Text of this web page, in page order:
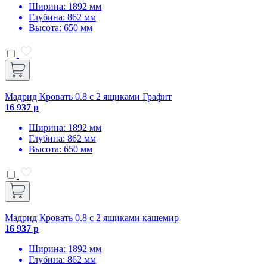
Ширина: 1892 мм
Глубина: 862 мм
Высота: 650 мм
Мадрид Кровать 0.8 с 2 ящиками Графит
16 937 р
Ширина: 1892 мм
Глубина: 862 мм
Высота: 650 мм
Мадрид Кровать 0.8 с 2 ящиками кашемир
16 937 р
Ширина: 1892 мм
Глубина: 862 мм